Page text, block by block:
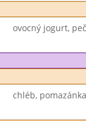
ovocný jogurt,
chléb,